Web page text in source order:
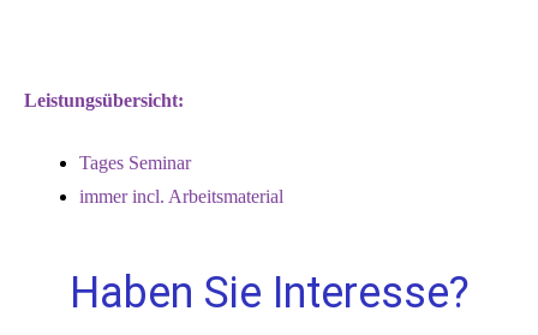
Leistungsübersicht:
Tages Seminar
immer incl. Arbeitsmaterial
Haben Sie Interesse?